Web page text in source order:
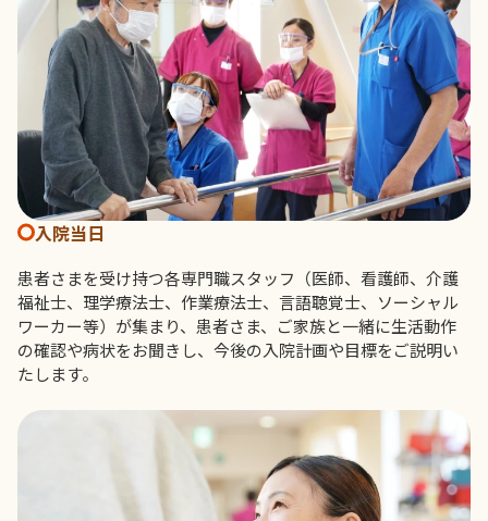
入院当日
患者さまを受け持つ各専門職スタッフ（医師、看護師、介護
福祉士、理学療法士、作業療法士、言語聴覚士、ソーシャル
ワーカー等）が集まり、患者さま、ご家族と一緒に生活動作
の確認や病状をお聞きし、今後の入院計画や目標をご説明い
たします。